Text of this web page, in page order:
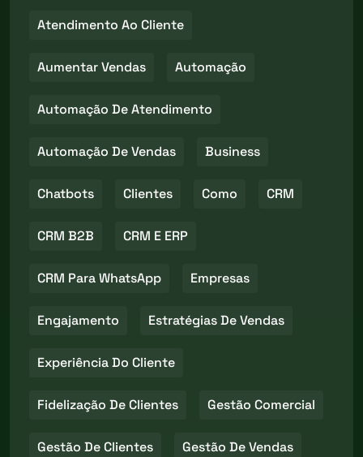
Atendimento Ao Cliente
Aumentar Vendas Automação
Automação De Atendimento
Automação De Vendas Business
Chatbots Clientes Como CRM
CRM B2B CRM E ERP
CRM Para WhatsApp Empresas
Engajamento Estratégias De Vendas
Experiência Do Cliente
Fidelização De Clientes Gestão Comercial
Gestão De Clientes Gestão De Vendas